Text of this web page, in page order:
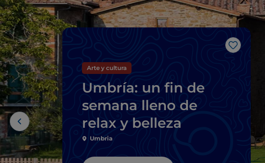
Me gusta
Arte y cultura
Umbría: un fin de
semana lleno de
relax y belleza
Umbria